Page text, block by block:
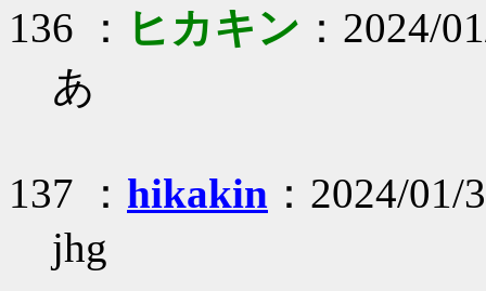
136 ： ヒカキン ：2024/
あ
137 ： hikakin ：2024/
jhg